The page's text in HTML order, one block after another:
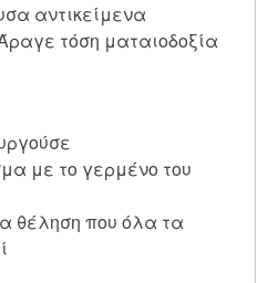
αντικείμενα
τόση ματαιοδοξία
με το γερμένο του
θέληση που όλα τα